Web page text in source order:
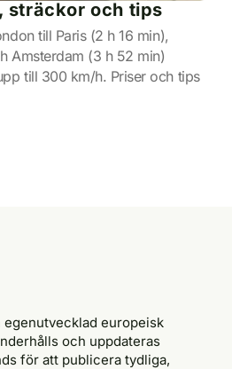
sträckor och tips
till Paris (2 h 16 min),
Amsterdam (3 h 52 min)
till 300 km/h. Priser och tips
egenutvecklad europeisk
och uppdateras
för att publicera tydliga,